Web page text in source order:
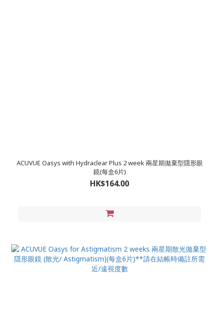
ACUVUE Oasys with Hydraclear Plus 2 week 兩星期拋棄型隱形眼
鏡(每盒6片)
HK$164.00